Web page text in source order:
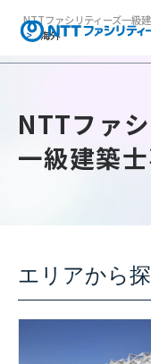
NTTファシリティーズ一級
海外
NTTファ
一級建築
エリアから探